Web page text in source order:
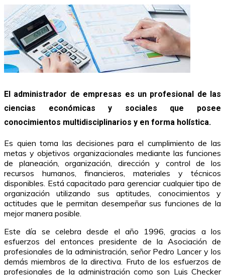
El administrador de empresas es un profesional de las
ciencias económicas y sociales que posee
conocimientos multidisciplinarios y en forma holística.
Es quien toma las decisiones para el cumplimiento de las
metas y objetivos organizacionales mediante las funciones
de planeación, organización, dirección y control de los
recursos humanos, financieros, materiales y técnicos
disponibles. Está capacitado para gerenciar cualquier tipo de
organización utilizando sus aptitudes, conocimientos y
actitudes que le permitan desempeñar sus funciones de la
mejor manera posible.
Este día se celebra desde el año 1996, gracias a los
esfuerzos del entonces presidente de la Asociación de
profesionales de la administración, señor Pedro Lancer y los
demás miembros de la directiva. Fruto de los esfuerzos de
profesionales de la administración como son Luis Checker